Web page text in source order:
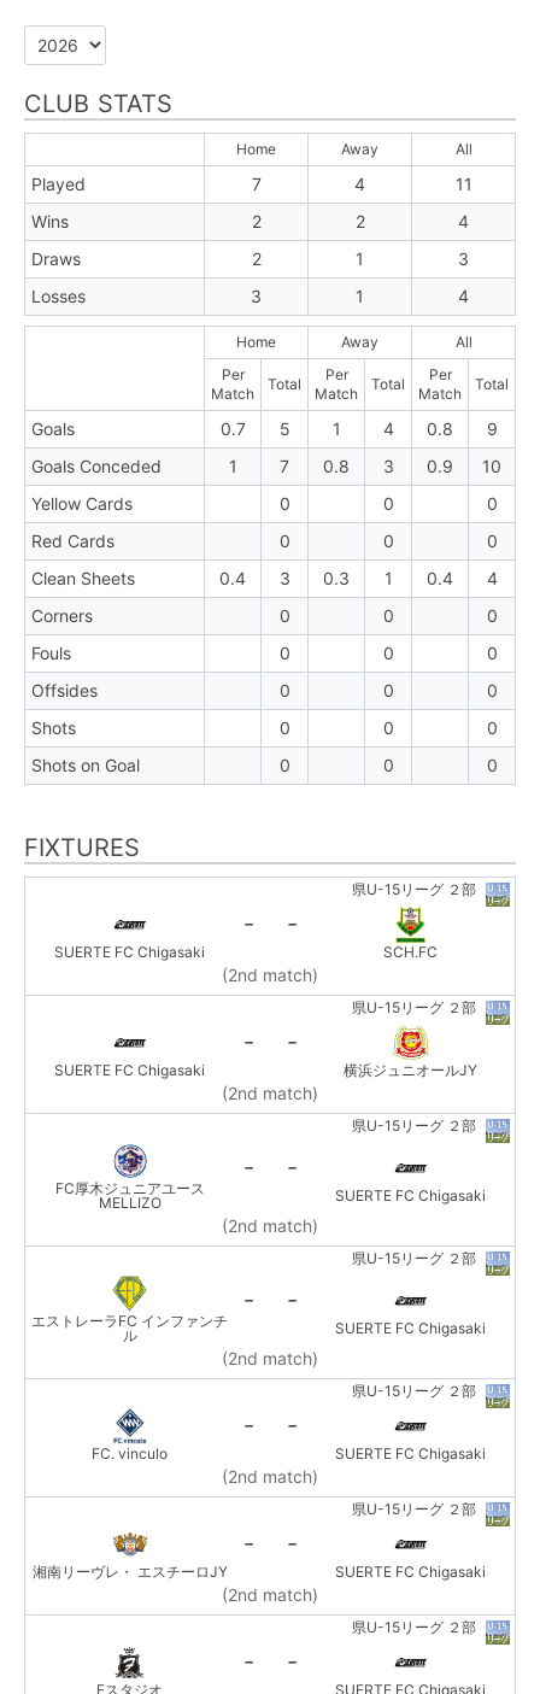
CLUB STATS
Home Away All
Played 7 4
11
Wins
2 2
4
Draws
2 1
3
Losses
3 1 4
Home Away
All
Per
Match
Total
Per
Match
Total
Per
Match
Total
Goals 0.7 5 1 4 0.8
9
Goals Conceded
1 7 0.8 3 0.9
10
Yellow Cards
0 0
0
Red Cards
0 0
0
Clean Sheets
0.4 3 0.3 1 0.4
4
Corners
0 0
0
Fouls
0 0
0
Offsides
0 0
0
Shots
0 0
0
Shots on Goal
0 0 0
FIXTURES
県U-15リーグ ２部
SUERTE FC Chigasaki
- -
SCH.FC
(2nd match)
県U-15リーグ ２部
SUERTE FC Chigasaki
- -
横浜ジュニオールJY
(2nd match)
県U-15リーグ ２部
FC厚木ジュニアユース
MELLIZO
- -
SUERTE FC Chigasaki
(2nd match)
県U-15リーグ ２部
エストレーラFC インファンチ
ル
- -
SUERTE FC Chigasaki
(2nd match)
県U-15リーグ ２部
FC. vinculo
- -
SUERTE FC Chigasaki
(2nd match)
県U-15リーグ ２部
湘南リーヴレ・ エスチーロJY
- -
SUERTE FC Chigasaki
(2nd match)
県U-15リーグ ２部
Fスタジオ
- -
SUERTE FC Chigasaki